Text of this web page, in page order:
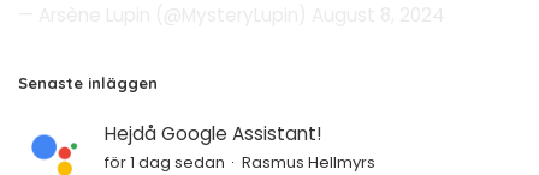
Senaste inläggen
Hejdå Google Assistant!
för 1 dag sedan Rasmus Hellmyrs